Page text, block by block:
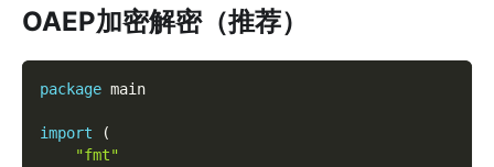
OAEP加密解密（推荐）
package main
import
(
"fmt"